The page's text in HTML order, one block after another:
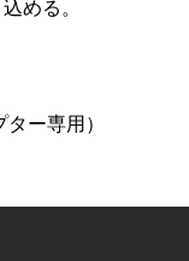
める。
ー専用）